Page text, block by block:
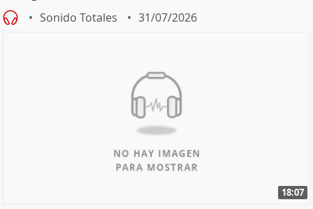
Sonido Totales 31/07/2026
18:07